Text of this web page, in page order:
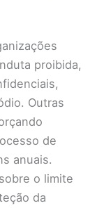
proibida,
Outras
de
anuais.
o limite
da